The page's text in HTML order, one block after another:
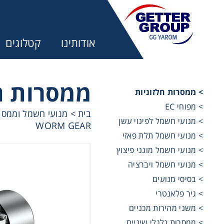
אודותינו קטלוגים
> ממסרות חלזוניות
> מפוחי EC
> מנועי חשמל לפינוי עשן
> מנועי חשמל תלת פאזי
> מנועי חשמל מוגני פיצוץ
> מנועי חשמל ויברציה
> בסיסי מנועים
> גיר פלאנטרי
> משני מהירות מכניים
ממסרות
בית> מנועי חשמל
WORM GEAR
מנועי